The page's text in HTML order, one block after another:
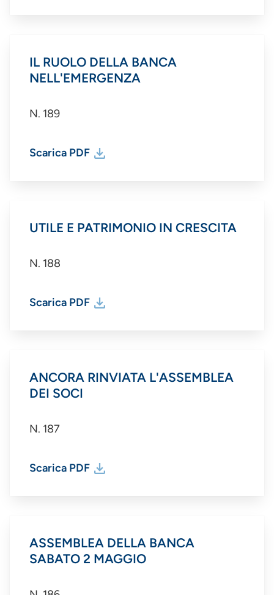
IL RUOLO DELLA BANCA
NELL'EMERGENZA
N. 189
Scarica PDF
UTILE E PATRIMONIO IN CRESCITA
N. 188
Scarica PDF
ANCORA RINVIATA L'ASSEMBLEA
DEI SOCI
N. 187
Scarica PDF
ASSEMBLEA DELLA BANCA
SABATO 2 MAGGIO